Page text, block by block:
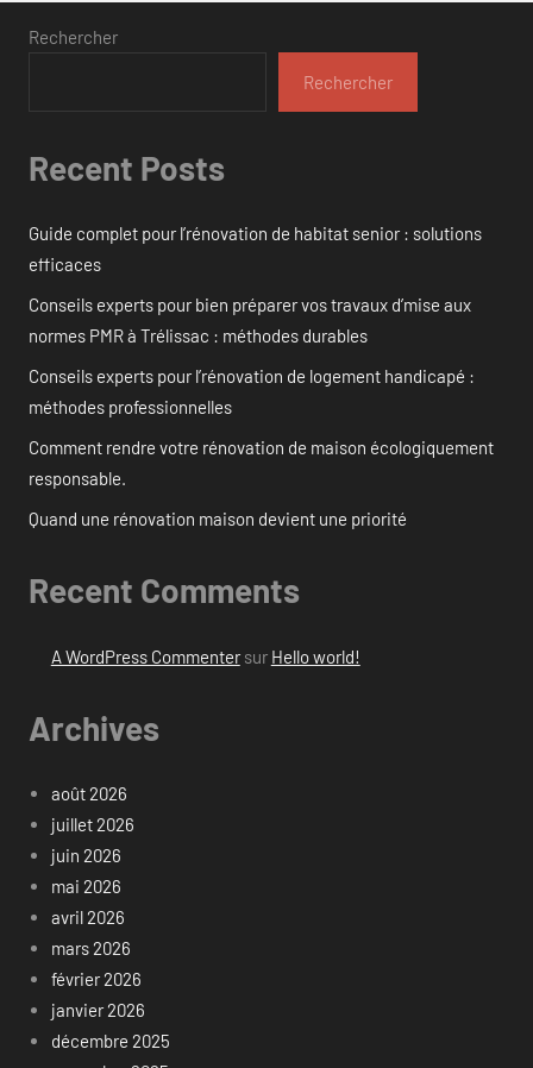
Rechercher
Rechercher
Recent Posts
Guide complet pour l’rénovation de habitat senior : solutions
efficaces
Conseils experts pour bien préparer vos travaux d’mise aux
normes PMR à Trélissac : méthodes durables
Conseils experts pour l’rénovation de logement handicapé :
méthodes professionnelles
Comment rendre votre rénovation de maison écologiquement
responsable.
Quand une rénovation maison devient une priorité
Recent Comments
A WordPress Commentersur Hello world!
Archives
août 2026
juillet 2026
juin 2026
mai 2026
avril 2026
mars 2026
février 2026
janvier 2026
décembre 2025